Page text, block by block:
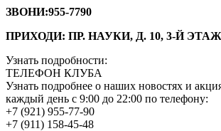
ЗВОНИ:955-7790
ПРИХОДИ: ПР. НАУКИ, Д. 10, 3-Й ЭТАЖ
Узнать подробности:
ТЕЛЕФОН КЛУБА
Узнать подробнее о наших новостях и
каждый день с 9:00 до 22:00 по телефону:
+7 (921) 955-77-90
+7 (911) 158-45-48